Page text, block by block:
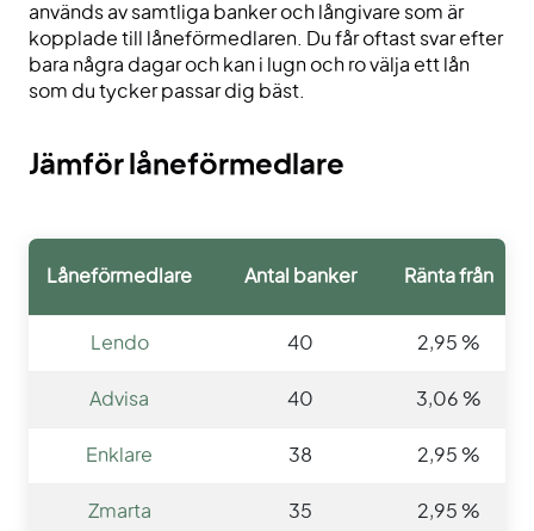
används av samtliga banker och långivare som är
kopplade till låneförmedlaren. Du får oftast svar efter
bara några dagar och kan i lugn och ro välja ett lån
som du tycker passar dig bäst.
Jämför låneförmedlare
Låneförmedlare Antal banker Ränta från
Lendo 40 2,95 %
Advisa 40 3,06 %
Enklare 38 2,95 %
Zmarta 35 2,95 %